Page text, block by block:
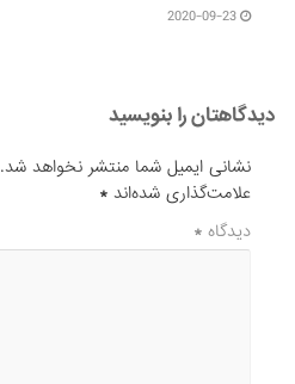
2020-09-23
دیدگاهتان را بنویسید
نشانی ایمیل شما منتشر نخواهد شد.
علامت‌گذاری شده‌اند*
دیدگاه*